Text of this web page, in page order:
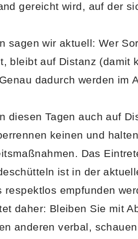
gereicht wird, auf der
sagen wir aktuell: Wer
bleibt auf Distanz (damit
dadurch werden im
diesen Tagen auch auf
keinen und
Das
ist in der
empfunden
daher: Bleiben Sie mit
anderen verbal,